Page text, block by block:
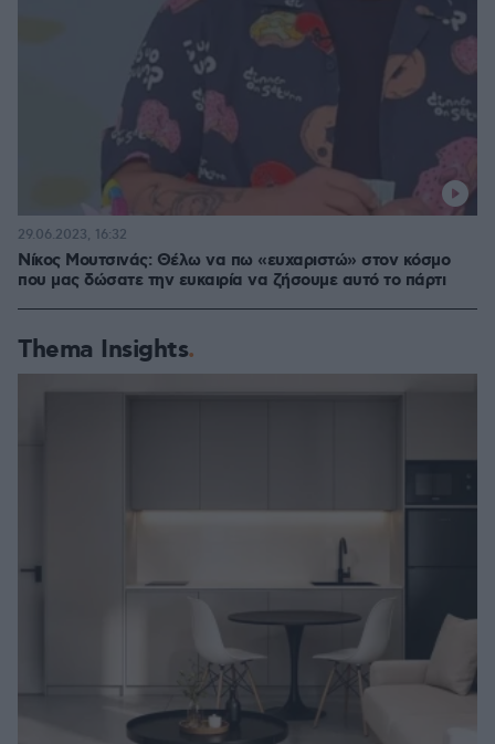
Νίκος Μουτσινάς: Θέλω να πω «ευχαριστώ» στον κόσμο
που μας δώσατε την ευκαιρία να ζήσουμε αυτό το πάρτι
29.06.2023, 16:32
Thema Insights